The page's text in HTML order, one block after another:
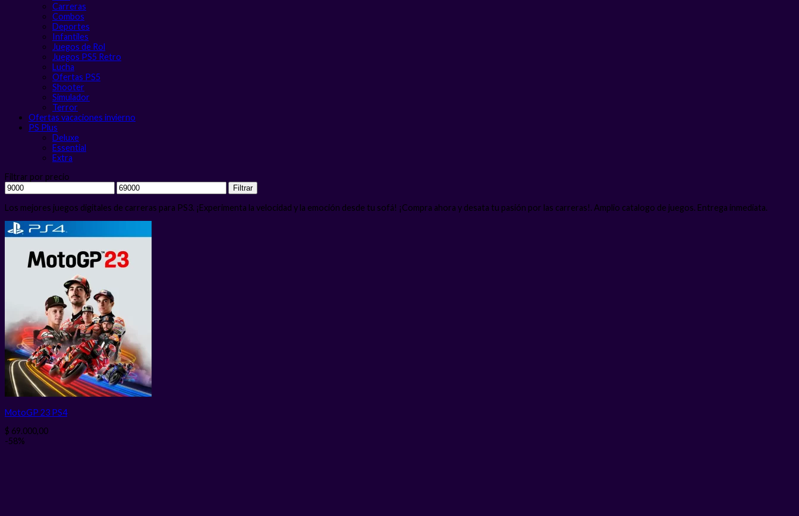
Carreras
Combos
Deportes
Infantiles
Juegos de Rol
Juegos PS5 Retro
Lucha
Ofertas PS5
Shooter
Simulador
Terror
Ofertas vacaciones invierno
PS Plus
Deluxe
Essential
Extra
Filtrar por precio
Precio
mínimo
Precio
máximo
Filtrar
Los mejores juegos digitales de carreras para PS3. ¡Experimenta la velocidad y la emoción desde tu sofá! ¡Compra ahora y desata tu pasión por las carreras!. Amplio catalogo de juegos. Entrega inmediata.
MotoGP 23 PS4
$ 69.000,00
-58%